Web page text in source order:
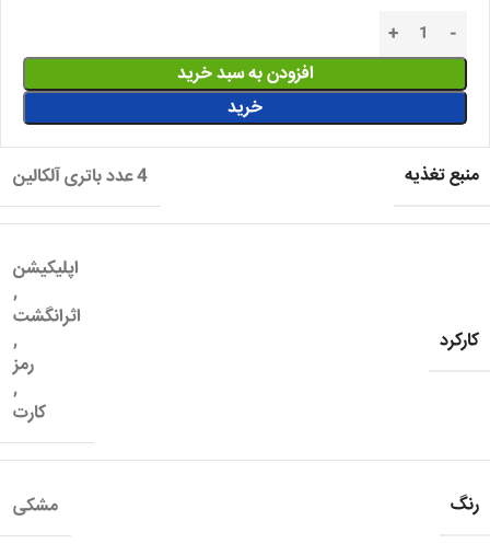
افزودن به سبد خرید
خرید
منبع تغذیه 4 عدد باتری آلکالین
کارکرد
اپلیکیشن
,
اثرانگشت
,
رمز
,
کارت
رنگ مشکی